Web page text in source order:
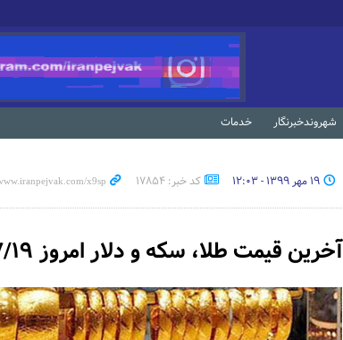
شهروندخبرنگار خدمات
۱۹ مهر ۱۳۹۹ - ۱۲:۰۳ کد خبر: 17854
آخرین قیمت طلا، سکه و دلار امروز ۹۹/۰۷/۱۹